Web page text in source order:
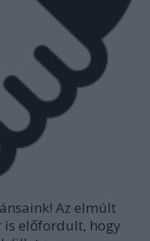
Az elmúlt
is előfordult, hogy